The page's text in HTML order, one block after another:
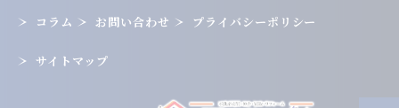
コラム お問い合わせ プライバシーポリシー
サイトマップ